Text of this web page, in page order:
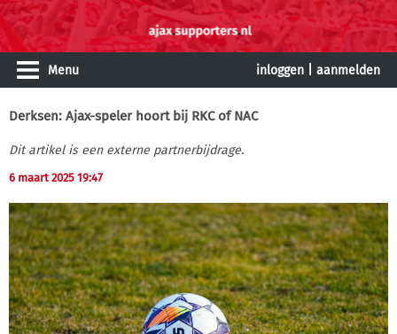
Menu inloggen aanmelden
Derksen: Ajax-speler hoort bij RKC of NAC
Dit artikel is een externe partnerbijdrage.
6 maart 2025 19:47